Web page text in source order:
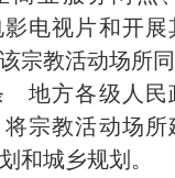
电视片和开展
宗教活动场所同
地方各级人民
宗教活动场
和城乡规划。